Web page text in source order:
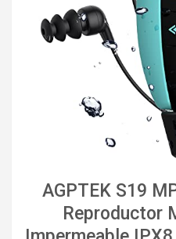
AGPTEK S19
Reproductor